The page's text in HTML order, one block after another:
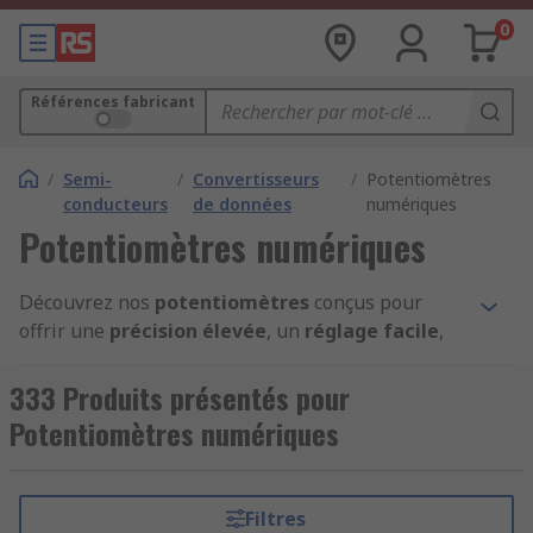
0
Références fabricant
/ Semi-
conducteurs
/ Convertisseurs
de données
/ Potentiomètres
numériques
Potentiomètres numériques
Découvrez nos potentiomètres conçus pour
offrir une précision élevée, un réglage facile,
l'ajustement de volume, le réglage de la
vitesse , ou lecontrôle de la position
sont des composants essentiels pour des
applications électroniquesprécises. Choisissez
333 Produits présentés pour
Potentiomètres numériques
Filtres